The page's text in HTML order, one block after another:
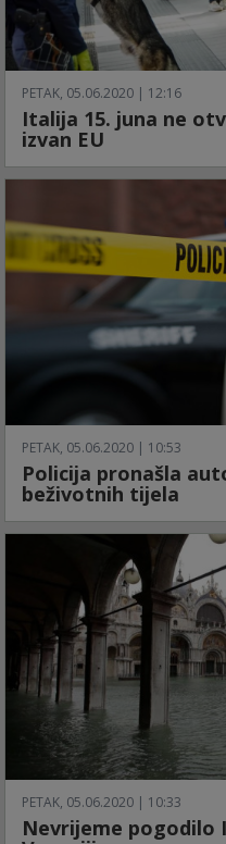
PETAK, 05.06.2020 | 12:16
Italija 15. juna ne
izvan EU
PETAK, 05.06.2020 | 10:53
Policija pronašla
beživotnih tijela
PETAK, 05.06.2020 | 10:33
Nevrijeme pogodilo